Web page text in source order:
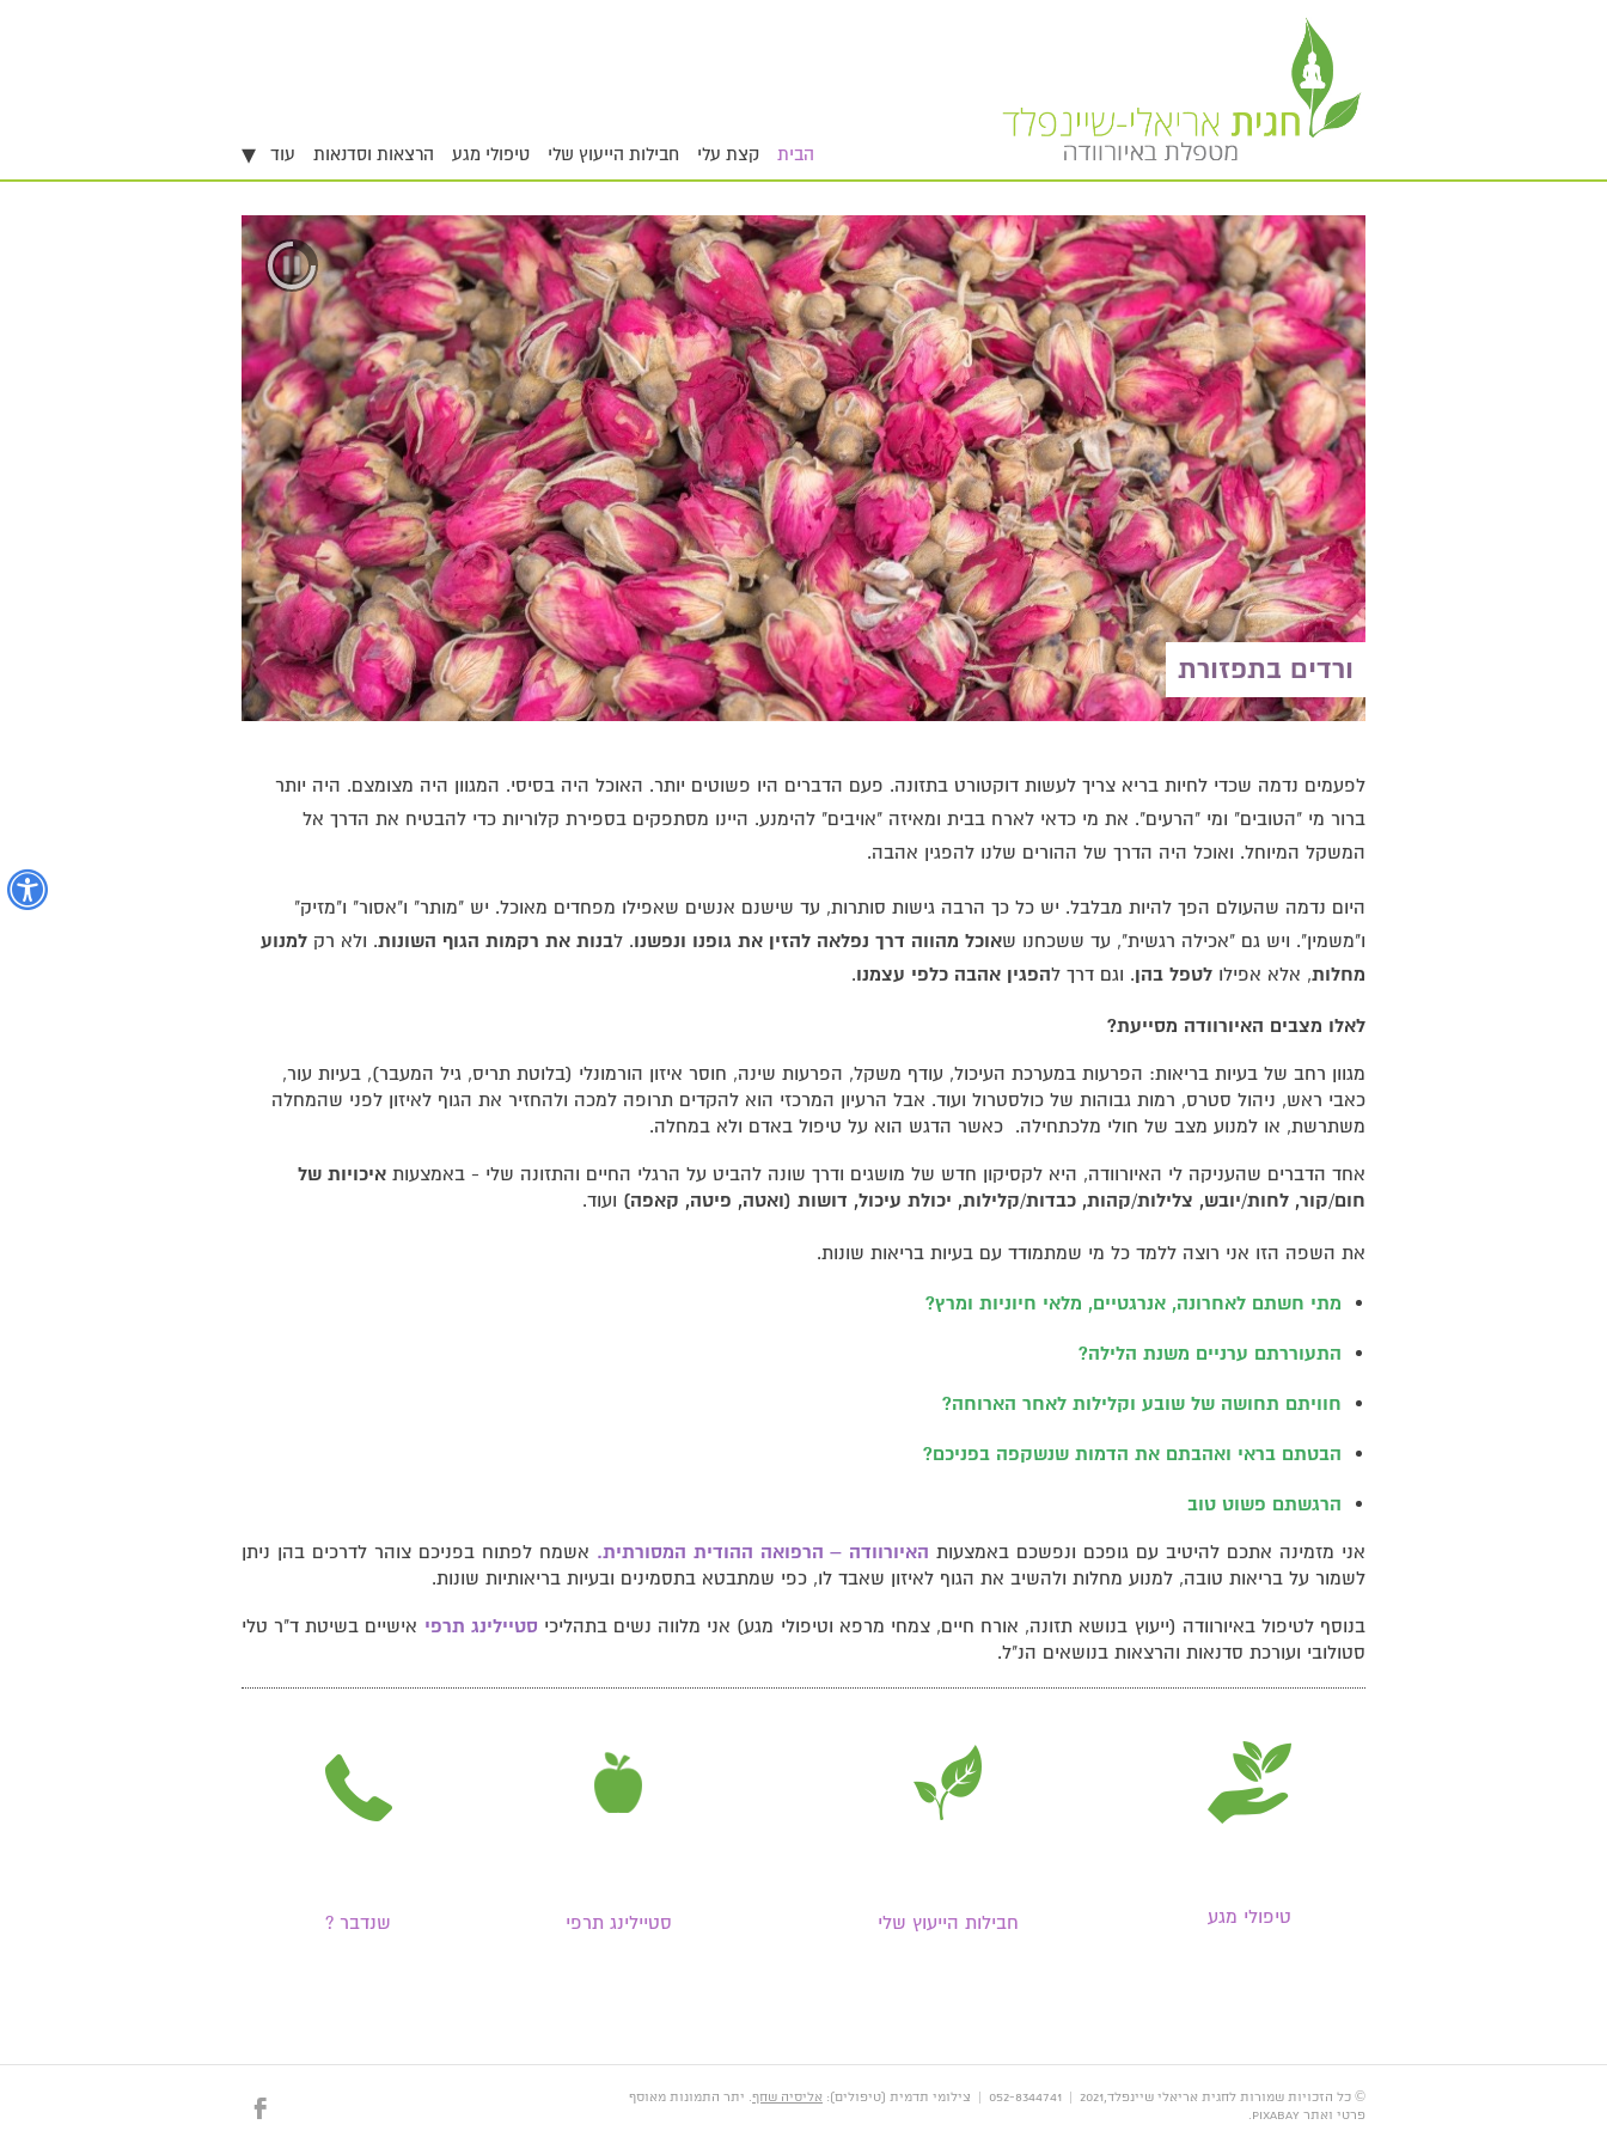
הבית קצת עלי חבילות הייעוץ שלי טיפולי מגע הרצאות וסדנאות עוד ▾
ורדים בתפזורת
לפעמים נדמה שכדי לחיות בריא צריך לעשות דוקטורט בתזונה. פעם הדברים היו פשוטים יותר. האוכל היה בסיסי. המגוון היה מצומצם. היה יותר
ברור מי "הטובים" ומי "הרעים". את מי כדאי לארח בבית ומאיזה "אויבים" להימנע. היינו מסתפקים בספירת קלוריות כדי להבטיח את הדרך אל
המשקל המיוחל. ואוכל היה הדרך של ההורים שלנו להפגין אהבה.
היום נדמה שהעולם הפך להיות מבלבל. יש כל כך הרבה גישות סותרות, עד שישנם אנשים שאפילו מפחדים מאוכל. יש "מותר" ו"אסור" ו"מזיק"
ו"משמין". ויש גם "אכילה רגשית", עד ששכחנו שאוכל מהווה דרך נפלאה להזין את גופנו ונפשנו. לבנות את רקמות הגוף השונות. ולא רק למנוע
מחלות, אלא אפילו לטפל בהן. וגם דרך להפגין אהבה כלפי עצמנו.
לאלו מצבים האיורוודה מסייעת?
מגוון רחב של בעיות בריאות: הפרעות במערכת העיכול, עודף משקל, הפרעות שינה, חוסר איזון הורמונלי (בלוטת תריס, גיל המעבר), בעיות עור,
כאבי ראש, ניהול סטרס, רמות גבוהות של כולסטרול ועוד. אבל הרעיון המרכזי הוא להקדים תרופה למכה ולהחזיר את הגוף לאיזון לפני שהמחלה
משתרשת, או למנוע מצב של חולי מלכתחילה. כאשר הדגש הוא על טיפול באדם ולא במחלה.
אחד הדברים שהעניקה לי האיורוודה, היא לקסיקון חדש של מושגים ודרך שונה להביט על הרגלי החיים והתזונה שלי - באמצעות איכויות של
חום/קור, לחות/יובש, צלילות/קהות, כבדות/קלילות, יכולת עיכול, דושות (ואטה, פיטה, קאפה) ועוד.
את השפה הזו אני רוצה ללמד כל מי שמתמודד עם בעיות בריאות שונות.
מתי חשתם לאחרונה, אנרגטיים, מלאי חיוניות ומרץ?
התעוררתם ערניים משנת הלילה?
חוויתם תחושה של שובע וקלילות לאחר הארוחה?
הבטתם בראי ואהבתם את הדמות שנשקפה בפניכם?
הרגשתם פשוט טוב
אני מזמינה אתכם להיטיב עם גופכם ונפשכם באמצעות האיורוודה – הרפואה ההודית המסורתית. אשמח לפתוח בפניכם צוהר לדרכים בהן ניתן
לשמור על בריאות טובה, למנוע מחלות ולהשיב את הגוף לאיזון שאבד לו, כפי שמתבטא בתסמינים ובעיות בריאותיות שונות.
בנוסף לטיפול באיורוודה (ייעוץ בנושא תזונה, אורח חיים, צמחי מרפא וטיפולי מגע) אני מלווה נשים בתהליכי סטיילינג תרפי אישיים בשיטת ד"ר טלי
סטולובי ועורכת סדנאות והרצאות בנושאים הנ"ל.
טיפולי מגע חבילות הייעוץ שלי סטיילינג תרפי שנדבר ?
© כל הזכויות שמורות לחגית אריאלי שיינפלד,2021 | 052-8344741 | צילומי תדמית (טיפולים): אליסיה שחף. יתר התמונות מאוסף
פרטי ואתר Pixabay.